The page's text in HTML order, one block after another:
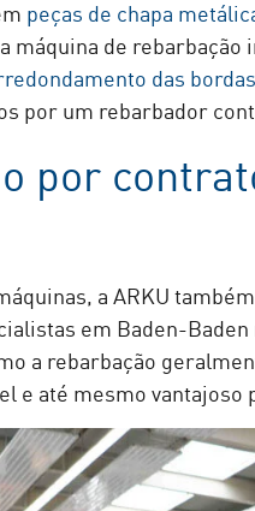
peças de chapa
máquina de
das bordas
por um rebarbador
por
a ARKU
em Baden-
a rebarbação
e até mesmo